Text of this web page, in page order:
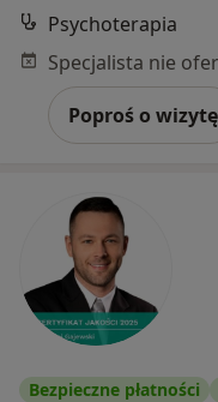
Psychoterapia
Poproś o wizytę
Bezpieczne płatności